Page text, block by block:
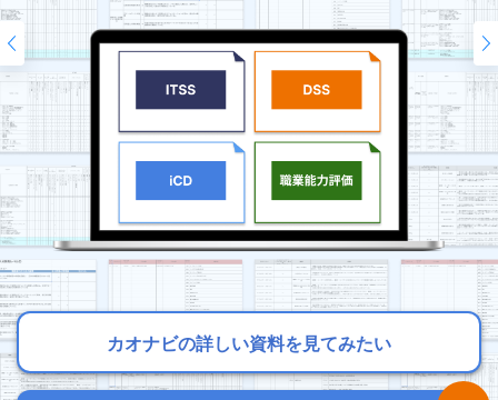
カオナビの詳しい資料を見てみたい
カオナビの詳しい資料を見てみたい
カオナビの詳しい資料を見てみたい